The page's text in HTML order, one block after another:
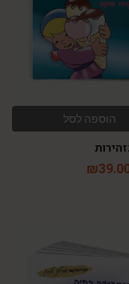
הוספה לסל
₪